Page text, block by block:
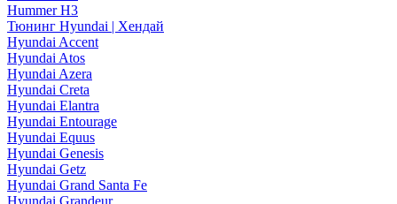
Hummer H3
Тюнинг Hyundai | Хендай
Hyundai Accent
Hyundai Atos
Hyundai Azera
Hyundai Creta
Hyundai Elantra
Hyundai Entourage
Hyundai Equus
Hyundai Genesis
Hyundai Getz
Hyundai Grand Santa Fe
Hyundai Grandeur